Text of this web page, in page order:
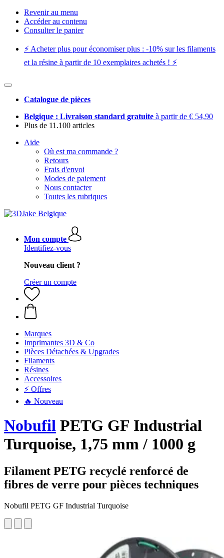
Revenir au menu
Accéder au contenu
Consulter le panier
⚡️ Acheter plus pour économiser plus : -10% sur les filaments
et la résine à partir de 10 exemplaires achetés ! ⚡️
Catalogue de pièces
Belgique : Livraison standard gratuite à partir de € 54,90
Plus de 11.100 articles
Aide
Où est ma commande ?
Retours
Frais d'envoi
Modes de paiement
Nous contacter
Toutes les rubriques
Mon compte
Identifiez-vous
Nouveau client ?
Créer un compte
Marques
Imprimantes 3D & Co
Pièces Détachées & Upgrades
Filaments
Résines
Accessoires
⚡ Offres
🔥 Nouveau
Nobufil PETG GF Industrial
Turquoise, 1,75 mm / 1000 g
Filament PETG recyclé renforcé de
fibres de verre pour pièces techniques
Nobufil PETG GF Industrial Turquoise